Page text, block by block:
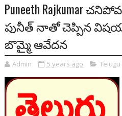
Puneeth Rajkumar
పునీత్ నాతో చెప్పిన
బొమ్మై ఆవేదన
Admin 5 years ago Telugu